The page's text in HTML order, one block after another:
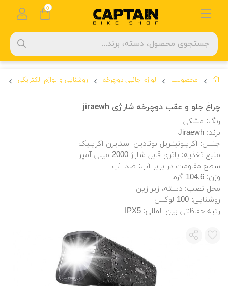
محصولات لوازم جانبی دوچرخه روشنایی و لوازم الکتریکی
چراغ جلو و عقب دوچرخه شارژی jiraewh
رنگ: مشکی
برند: Jiraewh
جنس: اکریلونیتریل بوتادین استایرن اکریلیک
منبع تغذیه: باتری قابل شارژ 2000 میلی آمپر
سطح مقاومت در برابر آب: ضد آب
وزن: 104.6 گرم
محل نصب: دسته، زیر زین
روشنایی: 100 لوکس
رتبه حفاظتی بین المللی: IPX5
0